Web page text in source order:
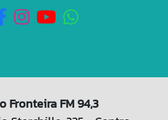
Fronteira FM 94,3